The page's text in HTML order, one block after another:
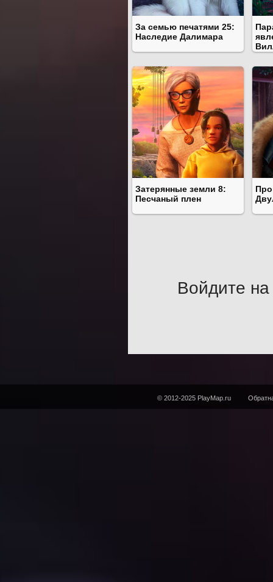
За семью печатями 25:
Наследие Далимара
Затерянные земли 8:
Песчаный плен
Войдите на
© 2012-2025 PlayMap.ru